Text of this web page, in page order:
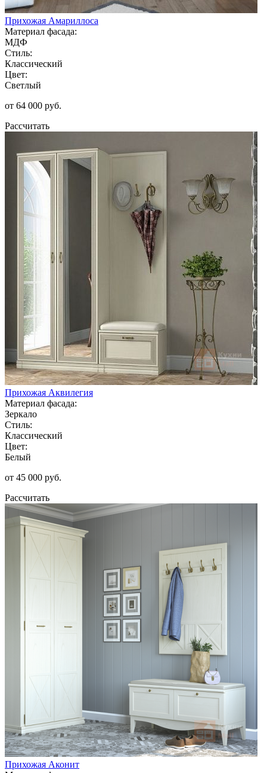
Прихожая Амариллоса
Материал фасада:
МДФ
Стиль:
Классический
Цвет:
Светлый
от 64 000 руб.
Рассчитать
Прихожая Аквилегия
Материал фасада:
Зеркало
Стиль:
Классический
Цвет:
Белый
от 45 000 руб.
Рассчитать
Прихожая Аконит